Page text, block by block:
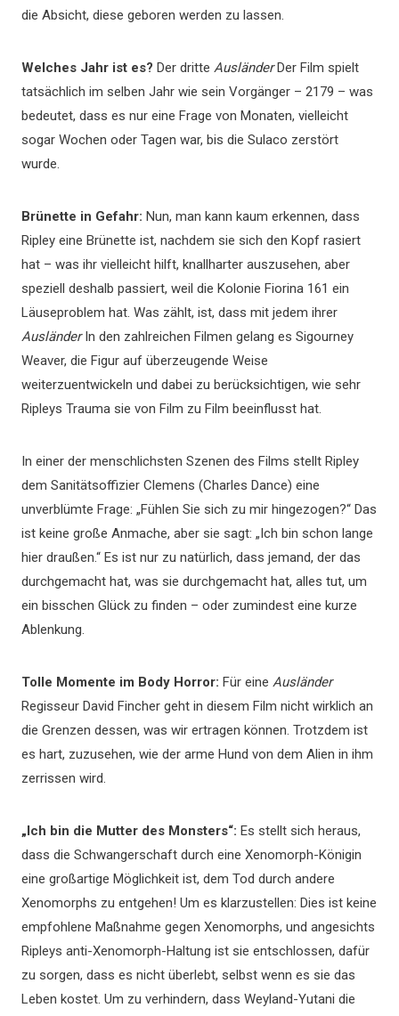
die Absicht, diese geboren werden zu lassen.
Welches Jahr ist es? Der dritte AusländerDer Film spielt
tatsächlich im selben Jahr wie sein Vorgänger – 2179 – was
bedeutet, dass es nur eine Frage von Monaten, vielleicht
sogar Wochen oder Tagen war, bis die Sulaco zerstört
wurde.
Brünette in Gefahr: Nun, man kann kaum erkennen, dass
Ripley eine Brünette ist, nachdem sie sich den Kopf rasiert
hat – was ihr vielleicht hilft, knallharter auszusehen, aber
speziell deshalb passiert, weil die Kolonie Fiorina 161 ein
Läuseproblem hat. Was zählt, ist, dass mit jedem ihrer
AusländerIn den zahlreichen Filmen gelang es Sigourney
Weaver, die Figur auf überzeugende Weise
weiterzuentwickeln und dabei zu berücksichtigen, wie sehr
Ripleys Trauma sie von Film zu Film beeinflusst hat.
In einer der menschlichsten Szenen des Films stellt Ripley
dem Sanitätsoffizier Clemens (Charles Dance) eine
unverblümte Frage: „Fühlen Sie sich zu mir hingezogen?“ Das
ist keine große Anmache, aber sie sagt: „Ich bin schon lange
hier draußen.“ Es ist nur zu natürlich, dass jemand, der das
durchgemacht hat, was sie durchgemacht hat, alles tut, um
ein bisschen Glück zu finden – oder zumindest eine kurze
Ablenkung.
Tolle Momente im Body Horror: Für eine Ausländer
Regisseur David Fincher geht in diesem Film nicht wirklich an
die Grenzen dessen, was wir ertragen können. Trotzdem ist
es hart, zuzusehen, wie der arme Hund von dem Alien in ihm
zerrissen wird.
„Ich bin die Mutter des Monsters“: Es stellt sich heraus,
dass die Schwangerschaft durch eine Xenomorph-Königin
eine großartige Möglichkeit ist, dem Tod durch andere
Xenomorphs zu entgehen! Um es klarzustellen: Dies ist keine
empfohlene Maßnahme gegen Xenomorphs, und angesichts
Ripleys anti-Xenomorph-Haltung ist sie entschlossen, dafür
zu sorgen, dass es nicht überlebt, selbst wenn es sie das
Leben kostet. Um zu verhindern, dass Weyland-Yutani die